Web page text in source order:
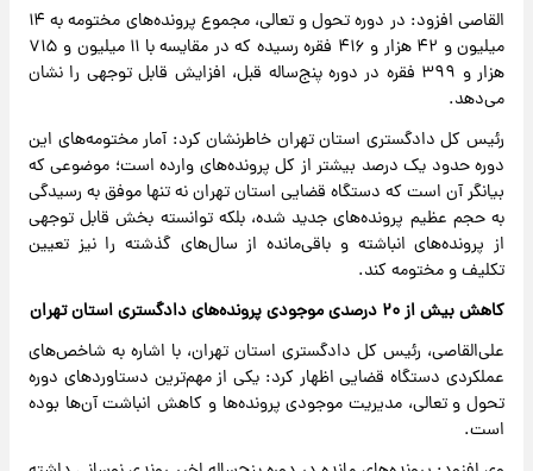
القاصی افزود: در دوره تحول و تعالی، مجموع پرونده‌های مختومه به ۱۴
میلیون و ۴۲ هزار و ۴۱۶ فقره رسیده که در مقایسه با ۱۱ میلیون و ۷۱۵
هزار و ۳۹۹ فقره در دوره پنج‌ساله قبل، افزایش قابل توجهی را نشان
می‌دهد.
رئیس کل دادگستری استان تهران خاطرنشان کرد: آمار مختومه‌های این
دوره حدود یک درصد بیشتر از کل پرونده‌های وارده است؛ موضوعی که
بیانگر آن است که دستگاه قضایی استان تهران نه تنها موفق به رسیدگی
به حجم عظیم پرونده‌های جدید شده، بلکه توانسته بخش قابل توجهی
از پرونده‌های انباشته و باقی‌مانده از سال‌های گذشته را نیز تعیین
تکلیف و مختومه کند.
کاهش بیش از ۲۰ درصدی موجودی پرونده‌های دادگستری استان تهران
علی‌القاصی، رئیس کل دادگستری استان تهران، با اشاره به شاخص‌های
عملکردی دستگاه قضایی اظهار کرد: یکی از مهم‌ترین دستاوردهای دوره
تحول و تعالی، مدیریت موجودی پرونده‌ها و کاهش انباشت آن‌ها بوده
است.